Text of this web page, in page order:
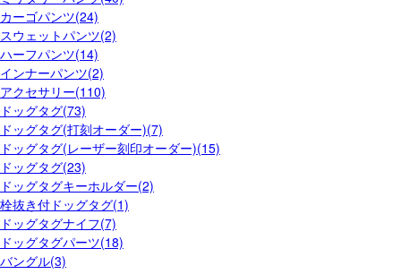
カーゴパンツ(24)
スウェットパンツ(2)
ハーフパンツ(14)
インナーパンツ(2)
アクセサリー(110)
ドッグタグ(73)
ドッグタグ(打刻オーダー)(7)
ドッグタグ(レーザー刻印オーダー)(15)
ドッグタグ(23)
ドッグタグキーホルダー(2)
栓抜き付ドッグタグ(1)
ドッグタグナイフ(7)
ドッグタグパーツ(18)
バングル(3)